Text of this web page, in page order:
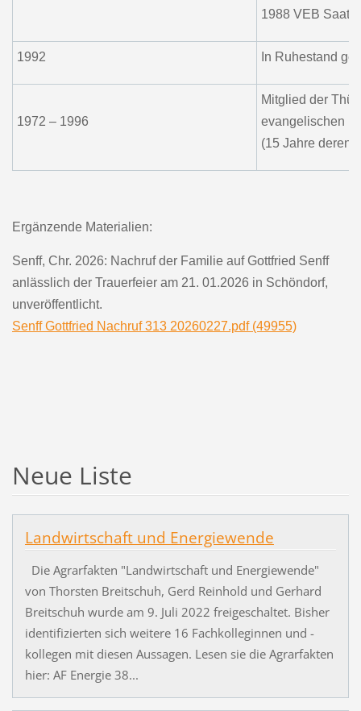
1988 VEB Saat-
1992 In Ruhestand
1972 – 1996
Mitglied der
evangelischen
(15 Jahre deren
Ergänzende Materialien:
Senff, Chr. 2026: Nachruf der Familie auf Gottfried Senff
anlässlich der Trauerfeier am 21. 01.2026 in Schöndorf,
unveröffentlicht.
Senff Gottfried Nachruf 313 20260227.pdf (49955)
Neue Liste
Landwirtschaft und Energiewende
Die Agrarfakten "Landwirtschaft und Energiewende"
von Thorsten Breitschuh, Gerd Reinhold und Gerhard
Breitschuh wurde am 9. Juli 2022 freigeschaltet. Bisher
identifizierten sich weitere 16 Fachkolleginnen und -
kollegen mit diesen Aussagen. Lesen sie die Agrarfakten
hier: AF Energie 38...